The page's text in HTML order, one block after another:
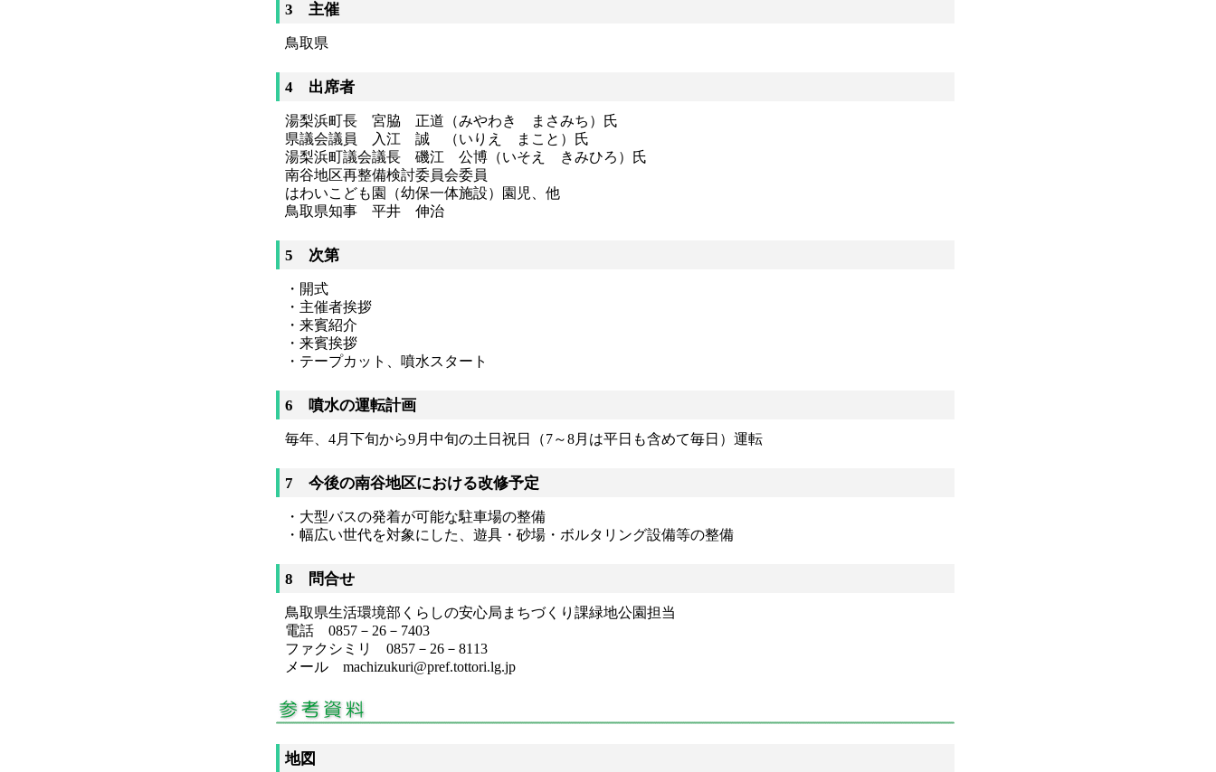
3 主催
鳥取県
4 出席者
湯梨浜町長 宮脇 正道（みやわき まさみち）氏
県議会議員 入江 誠 （いりえ まこと）氏
湯梨浜町議会議長 磯江 公博（いそえ きみひろ）氏
南谷地区再整備検討委員会委員
はわいこども園（幼保一体施設）園児、他
鳥取県知事 平井 伸治
5 次第
・開式
・主催者挨拶
・来賓紹介
・来賓挨拶
・テープカット、噴水スタート
6 噴水の運転計画
毎年、4月下旬から9月中旬の土日祝日（7～8月は平日も含めて毎日）運転
7 今後の南谷地区における改修予定
・大型バスの発着が可能な駐車場の整備
・幅広い世代を対象にした、遊具・砂場・ボルタリング設備等の整備
8 問合せ
鳥取県生活環境部くらしの安心局まちづくり課緑地公園担当
電話 0857－26－7403
ファクシミリ 0857－26－8113
メール machizukuri@pref.tottori.lg.jp
地図